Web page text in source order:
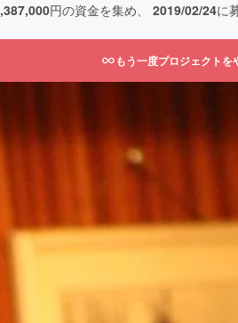
円の資金を集め、 2019/02/24に
もう一度プロジェクトを